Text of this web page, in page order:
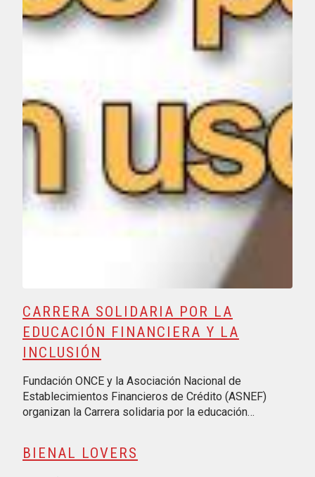
CARRERA SOLIDARIA POR LA
EDUCACIÓN FINANCIERA Y LA
INCLUSIÓN
Fundación ONCE y la Asociación Nacional de
Establecimientos Financieros de Crédito (ASNEF)
organizan la Carrera solidaria por la educación…
BIENAL LOVERS